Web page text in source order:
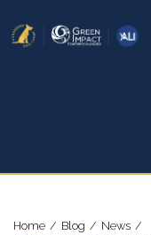
Home / Blog / News /